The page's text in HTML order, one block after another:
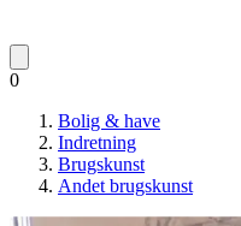
0
Bolig & have
Indretning
Brugskunst
Andet brugskunst